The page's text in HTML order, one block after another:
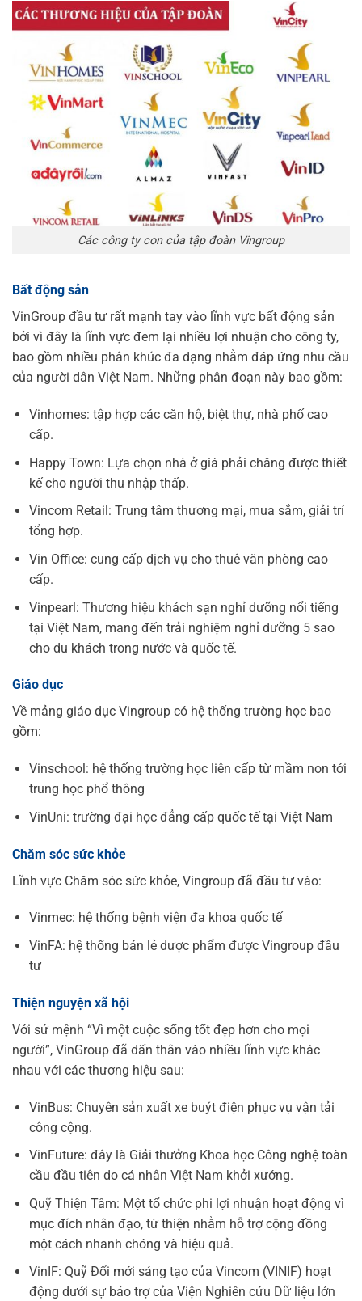
Các công ty con của tập đoàn Vingroup
Bất động sản
VinGroup đầu tư rất mạnh tay vào lĩnh vực bất động sản
bởi vì đây là lĩnh vực đem lại nhiều lợi nhuận cho công ty,
bao gồm nhiều phân khúc đa dạng nhằm đáp ứng nhu cầu
của người dân Việt Nam. Những phân đoạn này bao gồm:
Vinhomes: tập hợp các căn hộ, biệt thự, nhà phố cao
cấp.
Happy Town: Lựa chọn nhà ở giá phải chăng được thiết
kế cho người thu nhập thấp.
Vincom Retail: Trung tâm thương mại, mua sắm, giải trí
tổng hợp.
Vin Office: cung cấp dịch vụ cho thuê văn phòng cao
cấp.
Vinpearl: Thương hiệu khách sạn nghỉ dưỡng nổi tiếng
tại Việt Nam, mang đến trải nghiệm nghỉ dưỡng 5 sao
cho du khách trong nước và quốc tế.
Giáo dục
Về mảng giáo dục Vingroup có hệ thống trường học bao
gồm:
Vinschool: hệ thống trường học liên cấp từ mầm non tới
trung học phổ thông
VinUni: trường đại học đẳng cấp quốc tế tại Việt Nam
Chăm sóc sức khỏe
Lĩnh vực Chăm sóc sức khỏe, Vingroup đã đầu tư vào:
Vinmec: hệ thống bệnh viện đa khoa quốc tế
VinFA: hệ thống bán lẻ dược phẩm được Vingroup đầu
tư
Thiện nguyện xã hội
Với sứ mệnh “Vì một cuộc sống tốt đẹp hơn cho mọi
người”, VinGroup đã dấn thân vào nhiều lĩnh vực khác
nhau với các thương hiệu sau:
VinBus: Chuyên sản xuất xe buýt điện phục vụ vận tải
công cộng.
VinFuture: đây là Giải thưởng Khoa học Công nghệ toàn
cầu đầu tiên do cá nhân Việt Nam khởi xướng.
Quỹ Thiện Tâm: Một tổ chức phi lợi nhuận hoạt động vì
mục đích nhân đạo, từ thiện nhằm hỗ trợ cộng đồng
một cách nhanh chóng và hiệu quả.
VinIF: Quỹ Đổi mới sáng tạo của Vincom (VINIF) hoạt
động dưới sự bảo trợ của Viện Nghiên cứu Dữ liệu lớn